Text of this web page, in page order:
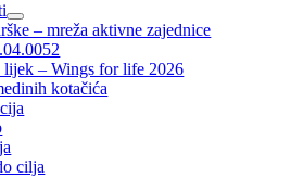
– mreža aktivne zajednice
lijek – Wings for life 2026
kotačića
cilja